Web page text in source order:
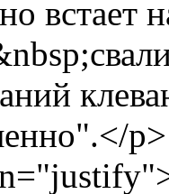
встает
p>